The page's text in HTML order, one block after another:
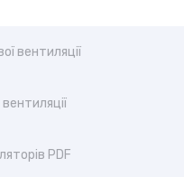
вентиляції
PDF